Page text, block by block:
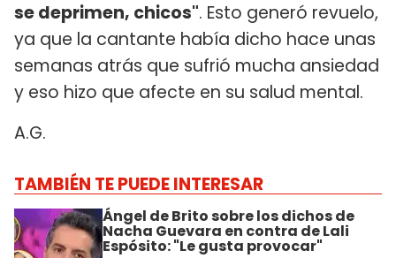
se deprimen, chicos". Esto generó revuelo,
ya que la cantante había dicho hace unas
semanas atrás que sufrió mucha ansiedad
y eso hizo que afecte en su salud mental.
A.G.
TAMBIÉN TE PUEDE INTERESAR
Ángel de Brito sobre los dichos de
Nacha Guevara en contra de Lali
Espósito: "Le gusta provocar"